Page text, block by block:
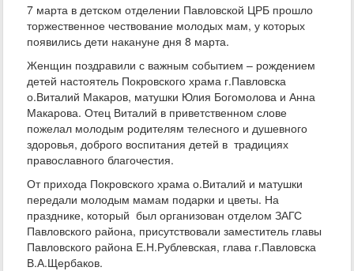
7 марта в детском отделении Павловской ЦРБ прошло
торжественное чествование молодых мам, у которых
появились дети накануне дня 8 марта.
Женщин поздравили с важным событием – рождением
детей настоятель Покровского храма г.Павловска
о.Виталий Макаров, матушки Юлия Богомолова и Анна
Макарова. Отец Виталий в приветственном слове
пожелал молодым родителям телесного и душевного
здоровья, доброго воспитания детей в традициях
православного благочестия.
От прихода Покровского храма о.Виталий и матушки
передали молодым мамам подарки и цветы. На
празднике, который был организован отделом ЗАГС
Павловского района, присутствовали заместитель главы
Павловского района Е.Н.Рублевская, глава г.Павловска
В.А.Щербаков.